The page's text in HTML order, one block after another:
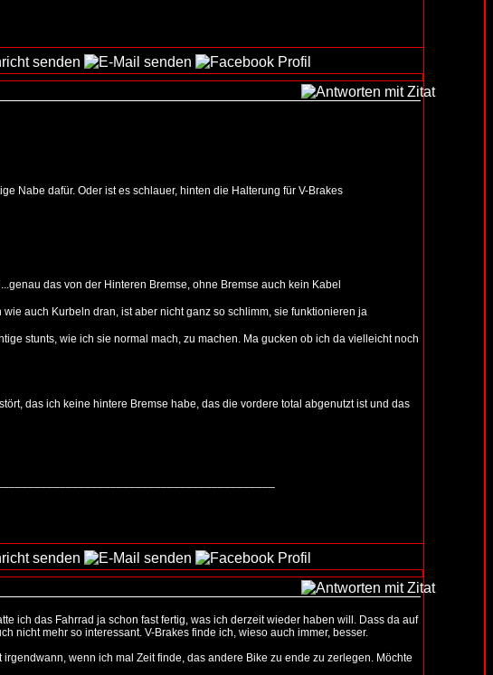
Nabe dafür. Oder ist es schlauer, hinten die Halterung für V-Brakes
das von der Hinteren Bremse, ohne Bremse auch kein Kabel
auch Kurbeln dran, ist aber nicht ganz so schlimm, sie funktionieren ja
stunts, wie ich sie normal mach, zu machen. Ma gucken ob ich da vielleicht noch
das ich keine hintere Bremse habe, das die vordere total abgenutzt ist und das
ich das Fahrrad ja schon fast fertig, was ich derzeit wieder haben will. Dass da auf
nicht mehr so interessant. V-Brakes finde ich, wieso auch immer, besser.
wenn ich mal Zeit finde, das andere Bike zu ende zu zerlegen. Möchte